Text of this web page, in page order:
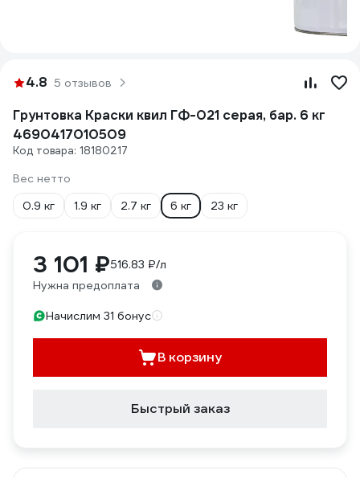
4.8 5 отзывов
Грунтовка Краски квил ГФ-021 серая, бар. 6 кг
4690417010509
Код товара: 18180217
Вес нетто
0.9 кг
1.9 кг 2.7 кг 6 кг 23 кг
3 101 ₽516.83 ₽/л
Нужна предоплата
Начислим 31 бонус
В корзину
Быстрый заказ